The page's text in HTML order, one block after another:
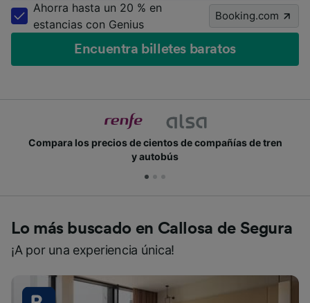
Ahorra hasta un 20 % en
estancias con Genius
Booking.com
Encuentra billetes baratos
Únete a los millones de personas que usan Trainline
cada día
Lo más buscado en Callosa de Segura
¡A por una experiencia única!